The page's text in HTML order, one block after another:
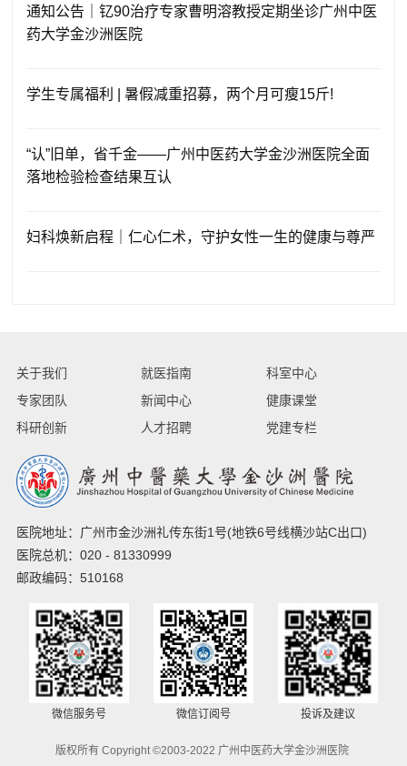
通知公告｜钇90治疗专家曹明溶教授定期坐诊广州中医
药大学金沙洲医院
学生专属福利 | 暑假减重招募，两个月可瘦15斤!
“认”旧单，省千金——广州中医药大学金沙洲医院全面
落地检验检查结果互认
妇科焕新启程｜仁心仁术，守护女性一生的健康与尊严
关于我们 就医指南
科室中心
专家团队
新闻中心
健康课堂
科研创新
人才招聘 党建专栏
医院地址：广州市金沙洲礼传东街1号(地铁6号线横沙站C出口)
医院总机：020 - 81330999
邮政编码：510168
微信服务号 微信订阅号 投诉及建议
版权所有 Copyright ©2003-2022 广州中医药大学金沙洲医院